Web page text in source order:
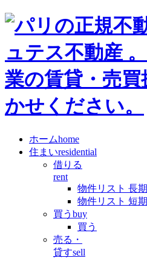
ホームhome
住まいresidential
借りる
rent
物件リスト 長期
物件リスト 短期
買う buy
買う
売る・
貸すsell